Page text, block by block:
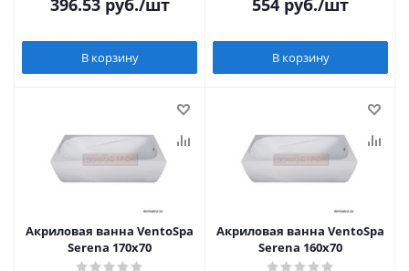
396.53руб./шт
В корзину
554 руб./шт
В корзину
Акриловая ванна VentoSpa
Serena 170x70
Акриловая ванна VentoSpa
Serena 160x70